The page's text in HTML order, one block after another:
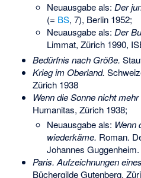
Neuausgabe als:Der
(= BS, 7), Berlin 1952;
Neuausgabe als:Der
Limmat, Zürich 1990,
Bedürfnis nach Größe.
Krieg im Oberland.
Zürich 1938
Wenn die Sonne nicht
Humanitas, Zürich 1938;
Neuausgabe als: Wenn
wiederkäme. Roman.
Johannes
Paris. Aufzeichnungen
Büchergilde Gutenberg,